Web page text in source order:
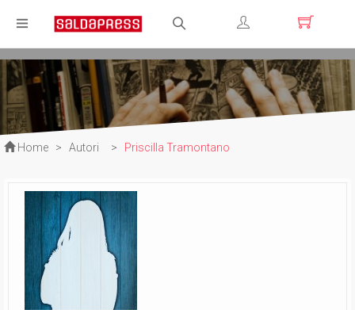
Registrati
Login
Home > Autori > Priscilla Tramontano